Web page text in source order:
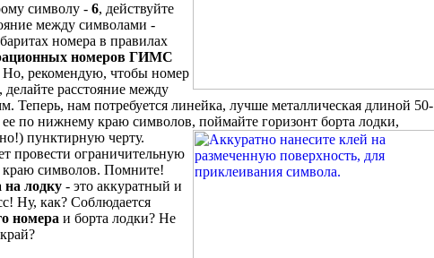
символу - 6, действуйте
между символами -
номера в правилах
номеров ГИМС
Но, рекомендую, чтобы номер
делайте расстояние между
Теперь, нам потребуется линейка, лучше металлическая длиной 50-
по нижнему краю символов, поймайте горизонт борта лодки,
пунктирную черту.
провести ограничительную
краю символов. Помните!
на лодку - это аккуратный и
Ну, как? Соблюдается
номера и борта лодки? Не